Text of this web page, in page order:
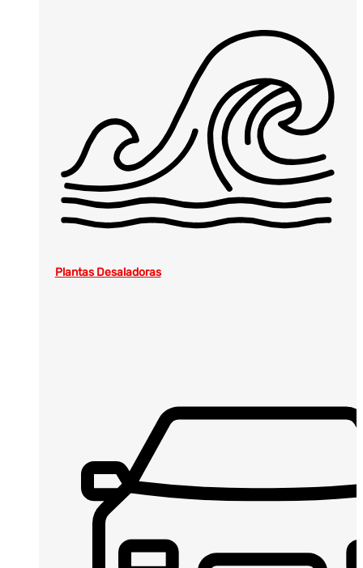
Plantas Desaladoras